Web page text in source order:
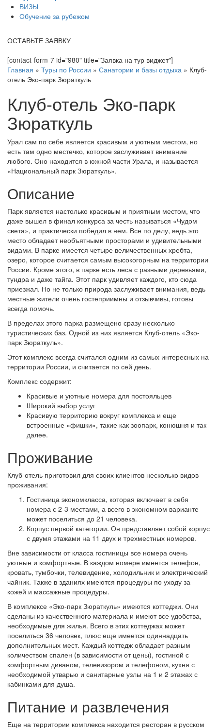
ВИЗЫ
Обучение за рубежом
ОСТАВЬТЕ ЗАЯВКУ
[contact-form-7 id="980" title="Заявка на тур виджет"]
Главная » Туры по России » Санатории и базы отдыха » Клуб-
отель Эко-парк Зюраткуль
Клуб-отель Эко-парк
Зюраткуль
Урал сам по себе является красивым и уютным местом, но
есть там одно местечко, которое заслуживает внимание
любого. Оно находится в южной части Урала, и называется
«Национальный парк Зюраткуль».
Описание
Парк является настолько красивым и приятным местом, что
даже вышел в финал конкурса за честь называться «Чудом
света», и практически победил в нем. Все по делу, ведь это
место обладает необъятными просторами и удивительными
видами. В парке имеется четыре величественных хребта,
озеро, которое считается самым высокогорным на территории
России. Кроме этого, в парке есть леса с разными деревьями,
тундра и даже тайга. Этот парк удивляет каждого, кто сюда
приезжал. Но не только природа заслуживает внимания, ведь
местные жители очень гостеприимны и отзывчивы, готовы
всегда помочь.
В пределах этого парка размещено сразу несколько
туристических баз. Одной из них является Клуб-отель «Эко-
парк Зюраткуль».
Этот комплекс всегда считался одним из самых интересных на
территории России, и считается по сей день.
Комплекс содержит:
Красивые и уютные номера для постояльцев
Широкий выбор услуг
Красивую территорию вокруг комплекса и еще
встроенные «фишки», такие как зоопарк, конюшня и так
далее.
Проживание
Клуб-отель приготовил для своих клиентов несколько видов
проживания:
Гостиница экономкласса, которая включает в себя
номера с 2-3 местами, а всего в экономном варианте
может поселиться до 21 человека.
Корпус первой категории. Он представляет собой корпус
с двумя этажами на 11 двух и трехместных номеров.
Вне зависимости от класса гостиницы все номера очень
уютные и комфортные. В каждом номере имеется телефон,
кровать, тумбочки, телевидение, холодильник и электрический
чайник. Также в зданиях имеются процедуры по уходу за
кожей и массажные процедуры.
В комплексе «Эко-парк Зюраткуль» имеются коттеджи. Они
сделаны из качественного материала и имеют все удобства,
необходимые для жилья. Всего в этих коттеджах может
поселиться 36 человек, плюс еще имеется одиннадцать
дополнительных мест. Каждый коттедж обладает разным
количеством спален (в зависимости от цены), гостиной с
комфортным диваном, телевизором и телефоном, кухня с
необходимой утварью и санитарные узлы на 1 и 2 этажах с
кабинками для душа.
Питание и развлечения
Еще на территории комплекса находится ресторан в русском